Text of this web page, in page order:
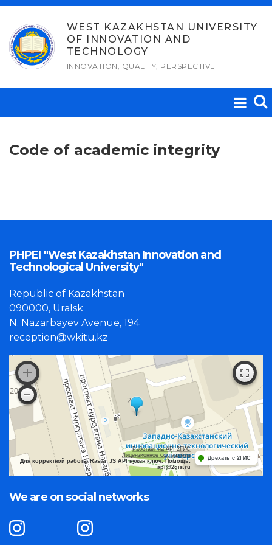
Skip
content
WEST KAZAKHSTAN UNIVERSITY
OF INNOVATION AND
TECHNOLOGY
INNOVATION, QUALITY, PERSPECTIVE
Code of academic integrity
PHPEI "West Kazakhstan Innovation and
Technological University"
Republic of Kazakhstan
090000, Uralsk
N. Nazarbayev Avenue, 194
reception@wkitu.kz
Работает на API 2ГИС
Лицензионное соглашение
Для корректной работы Raster JS API нужен ключ. Помощь:
api@2gis.ru
Доехать с 2ГИС
We are on social networks